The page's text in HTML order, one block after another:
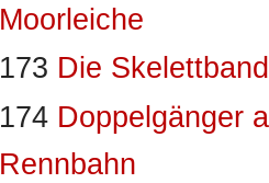
Moorleiche
173 Die
174 Doppelgänger
Rennbahn